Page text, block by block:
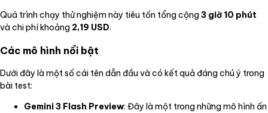
Quá trình chạy thử nghiệm này tiêu tốn tổng cộng 3 giờ 10 phút
và chi phí khoảng 2,19 USD.
Các mô hình nổi bật
Dưới đây là một số cái tên dẫn đầu và có kết quả đáng chú ý trong
bài test:
Gemini 3 Flash Preview: Đây là một trong những mô hình ấn